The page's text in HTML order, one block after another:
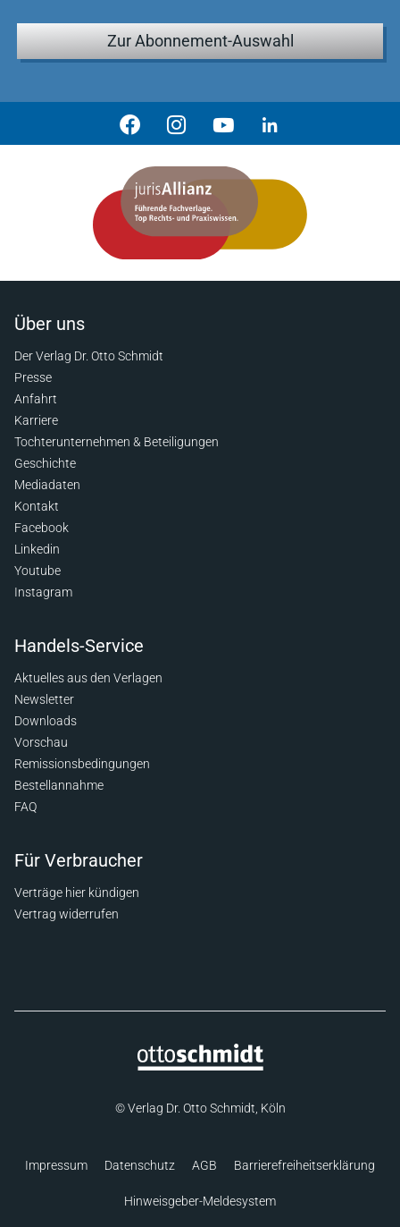
Zur Abonnement-Auswahl
Über uns
Der Verlag Dr. Otto Schmidt
Presse
Anfahrt
Karriere
Tochterunternehmen & Beteiligungen
Geschichte
Mediadaten
Kontakt
Facebook
Linkedin
Youtube
Instagram
Handels-Service
Aktuelles aus den Verlagen
Newsletter
Downloads
Vorschau
Remissionsbedingungen
Bestellannahme
FAQ
Für Verbraucher
Verträge hier kündigen
Vertrag widerrufen
© Verlag Dr. Otto Schmidt, Köln
Impressum Datenschutz AGB Barrierefreiheitserklärung
Hinweisgeber-Meldesystem